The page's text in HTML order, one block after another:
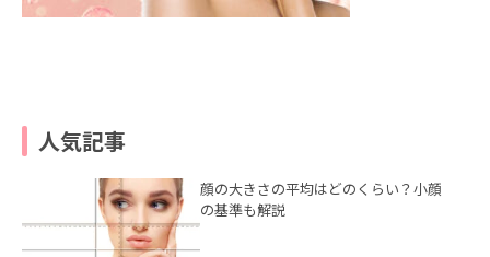
人気記事
顔の大きさの平均はどのくらい？小顔
の基準も解説